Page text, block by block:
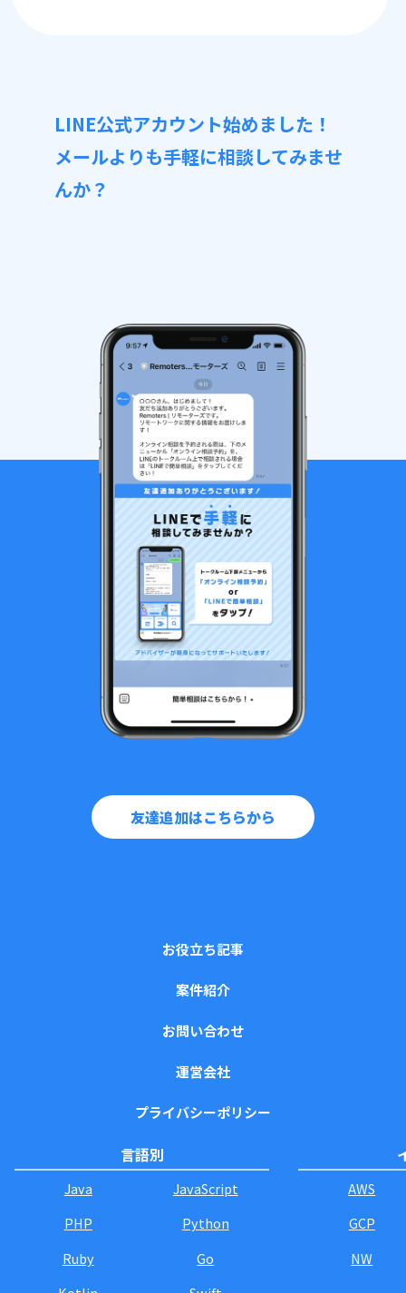
LINE公式アカウント始めました！
メールよりも手軽に相談してみませ
んか？
友達追加はこちらから
お役立ち記事
案件紹介
お問い合わせ
運営会社
プライバシーポリシー
言語別
Java
JavaScript
PHP
Python
Ruby
Go
AWS
GCP
NW